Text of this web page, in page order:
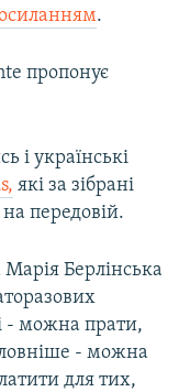
.
пропонує
і українські
які за зібрані
передовій.
Берлінська
- можна прати,
- можна
для тих,